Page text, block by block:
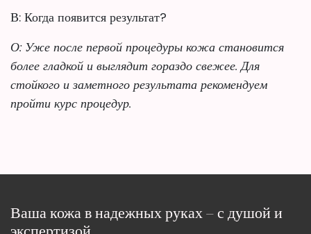
В: Когда появится результат?
О: Уже после первой процедуры кожа становится
более гладкой и выглядит гораздо свежее. Для
стойкого и заметного результата рекомендуем
пройти курс процедур.
Ваша кожа в надежных руках – с душой и